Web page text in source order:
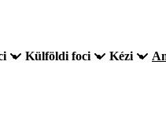
Külföldi foci Kézi